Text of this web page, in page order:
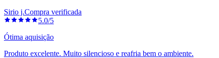
Sirio j.Compra verificada
5.0/5
Ótima aquisição
Produto excelente. Muito silencioso e reafria bem o ambiente.